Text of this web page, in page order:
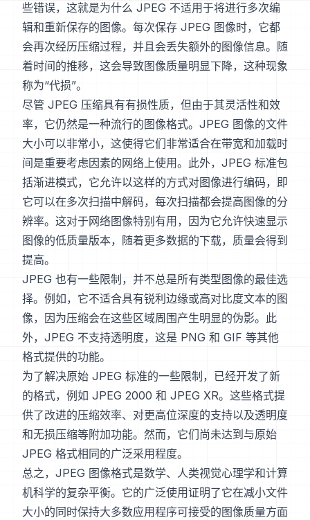
些错误，这就是为什么 JPEG 不适用于将进行多次编
辑和重新保存的图像。每次保存 JPEG 图像时，它都
会再次经历压缩过程，并且会丢失额外的图像信息。随
着时间的推移，这会导致图像质量明显下降，这种现象
称为“代损”。
尽管 JPEG 压缩具有有损性质，但由于其灵活性和效
率，它仍然是一种流行的图像格式。JPEG 图像的文件
大小可以非常小，这使得它们非常适合在带宽和加载时
间是重要考虑因素的网络上使用。此外，JPEG 标准包
括渐进模式，它允许以这样的方式对图像进行编码，即
它可以在多次扫描中解码，每次扫描都会提高图像的分
辨率。这对于网络图像特别有用，因为它允许快速显示
图像的低质量版本，随着更多数据的下载，质量会得到
提高。
JPEG 也有一些限制，并不总是所有类型图像的最佳选
择。例如，它不适合具有锐利边缘或高对比度文本的图
像，因为压缩会在这些区域周围产生明显的伪影。此
外，JPEG 不支持透明度，这是 PNG 和 GIF 等其他
格式提供的功能。
为了解决原始 JPEG 标准的一些限制，已经开发了新
的格式，例如 JPEG 2000 和 JPEG XR。这些格式提
供了改进的压缩效率、对更高位深度的支持以及透明度
和无损压缩等附加功能。然而，它们尚未达到与原始
JPEG 格式相同的广泛采用程度。
总之，JPEG 图像格式是数学、人类视觉心理学和计算
机科学的复杂平衡。它的广泛使用证明了它在减小文件
大小的同时保持大多数应用程序可接受的图像质量方面